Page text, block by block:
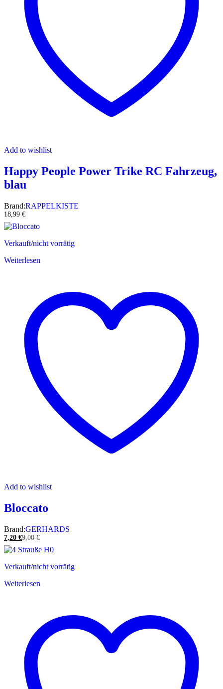
Add to wishlist
Happy People Power Trike RC Fahrzeug,
blau
Brand:RAPPELKISTE
18,99 €
Verkauft/nicht vorrätig
Weiterlesen
Add to wishlist
Bloccato
Brand:GERHARDS
7,20 €9,00€
Verkauft/nicht vorrätig
Weiterlesen